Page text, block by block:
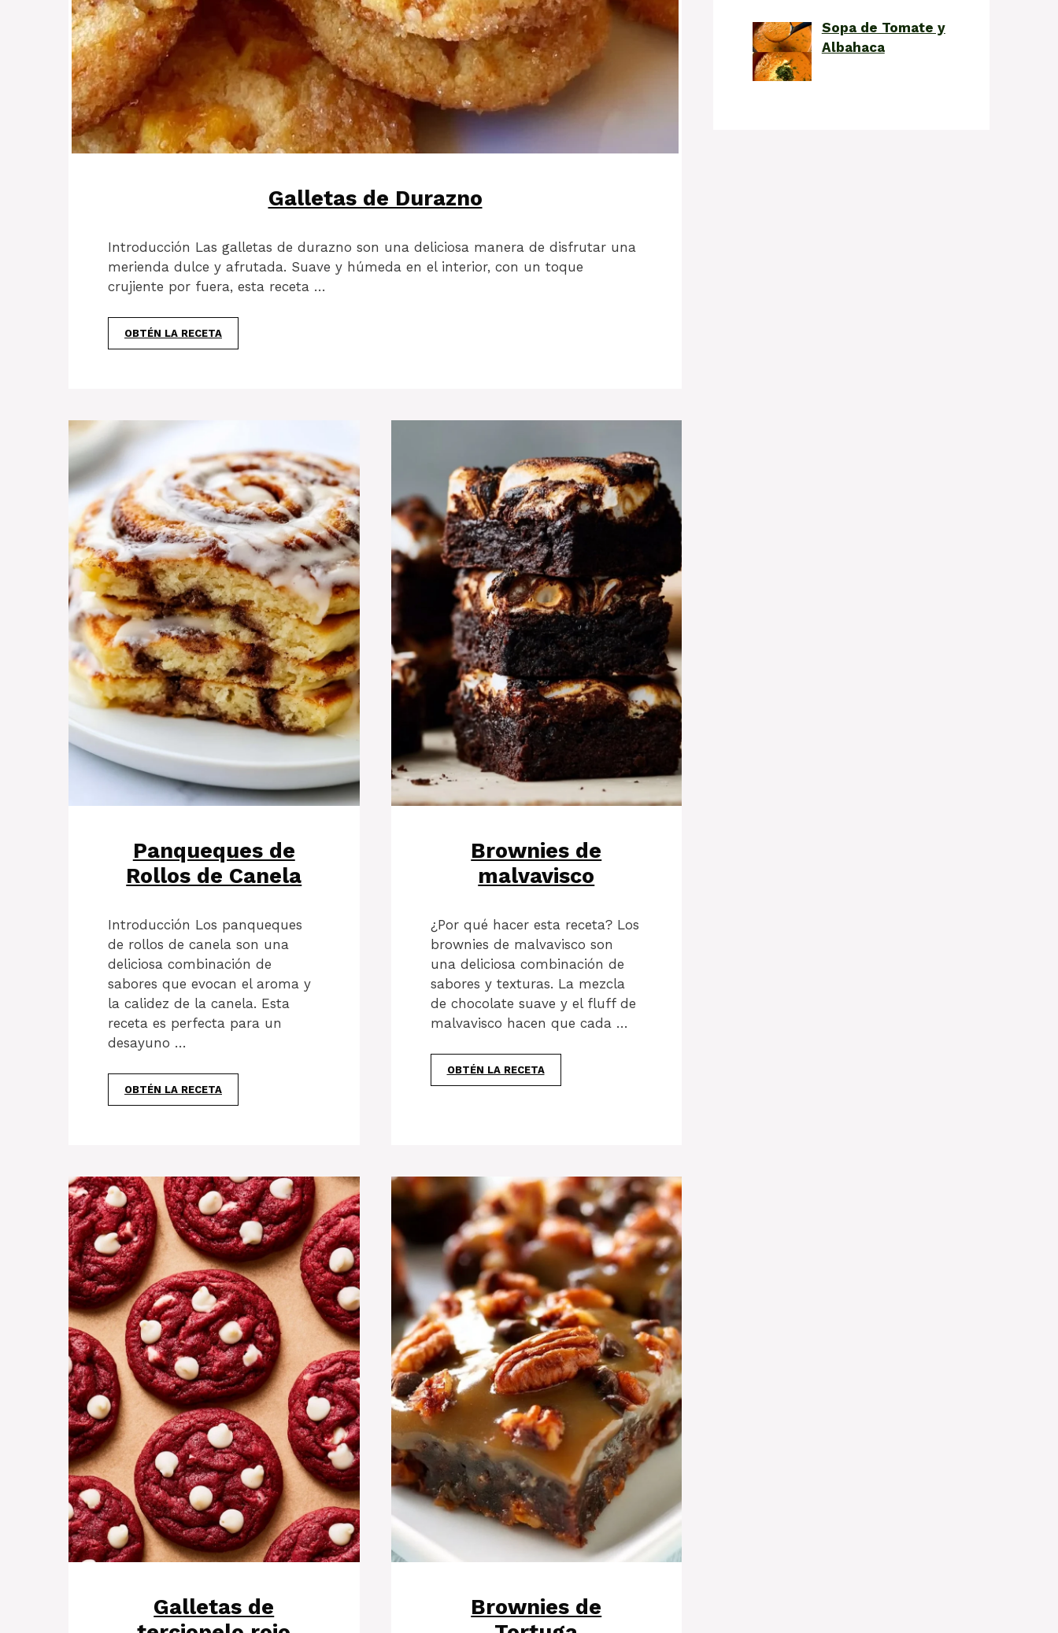
Galletas de Durazno
Introducción Las galletas de durazno son una deliciosa manera de disfrutar una
merienda dulce y afrutada. Suave y húmeda en el interior, con un toque
crujiente por fuera, esta receta …
OBTÉN LA RECETA
Panqueques de
Rollos de Canela
Introducción Los panqueques
de rollos de canela son una
deliciosa combinación de
sabores que evocan el aroma y
la calidez de la canela. Esta
receta es perfecta para un
desayuno …
OBTÉN LA RECETA
Brownies de
malvavisco
¿Por qué hacer esta receta? Los
brownies de malvavisco son
una deliciosa combinación de
sabores y texturas. La mezcla
de chocolate suave y el fluff de
malvavisco hacen que cada …
OBTÉN LA RECETA
Galletas de
Brownies de
Sopa de Tomate y
Albahaca